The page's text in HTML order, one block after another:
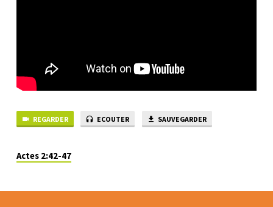
REGARDER ECOUTER SAUVEGARDER
Actes 2:42-47